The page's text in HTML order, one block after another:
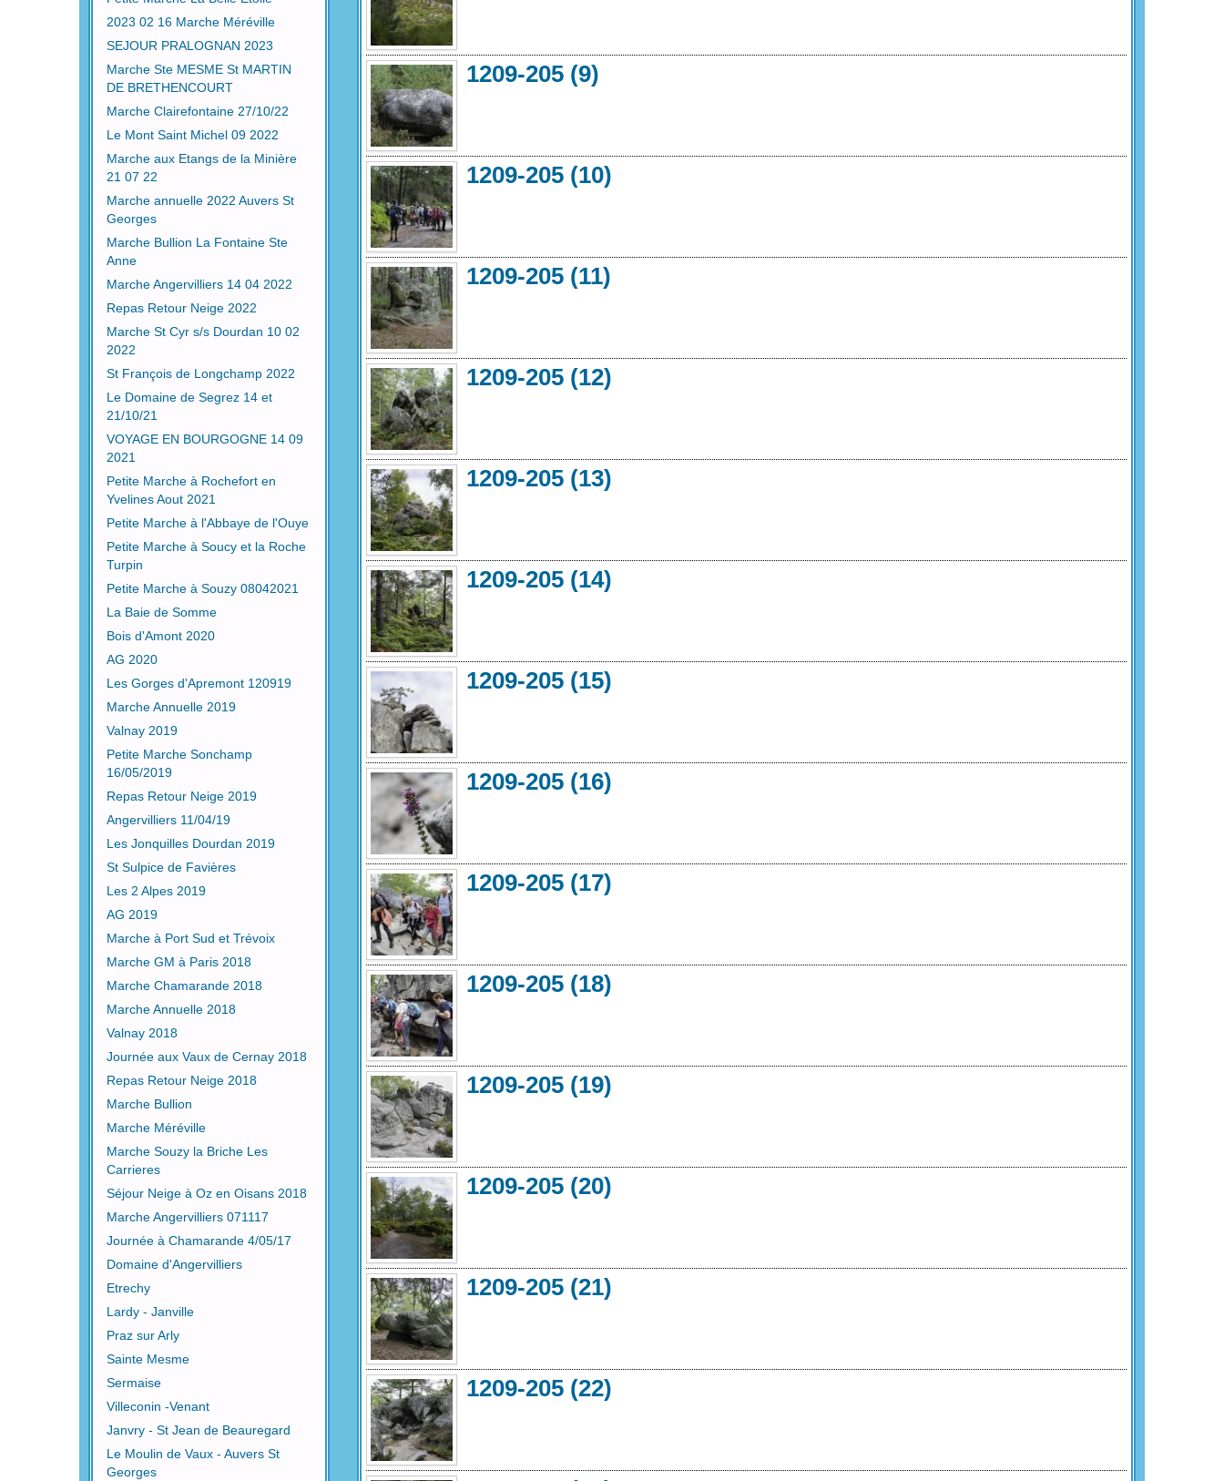
2023 02 16 Marche Méréville
SEJOUR PRALOGNAN 2023
Marche Ste MESME St MARTIN
DE BRETHENCOURT
Marche Clairefontaine 27/10/22
Le Mont Saint Michel 09 2022
Marche aux Etangs de la Minière
21 07 22
Marche annuelle 2022 Auvers St
Georges
Marche Bullion La Fontaine Ste
Anne
Marche Angervilliers 14 04 2022
Repas Retour Neige 2022
Marche St Cyr s/s Dourdan 10 02
2022
St François de Longchamp 2022
Le Domaine de Segrez 14 et
21/10/21
VOYAGE EN BOURGOGNE 14 09
2021
Petite Marche à Rochefort en
Yvelines Aout 2021
Petite Marche à l'Abbaye de l'Ouye
Petite Marche à Soucy et la Roche
Turpin
Petite Marche à Souzy 08042021
La Baie de Somme
Bois d'Amont 2020
AG 2020
Les Gorges d'Apremont 120919
Marche Annuelle 2019
Valnay 2019
Petite Marche Sonchamp
16/05/2019
Repas Retour Neige 2019
Angervilliers 11/04/19
Les Jonquilles Dourdan 2019
St Sulpice de Favières
Les 2 Alpes 2019
AG 2019
Marche à Port Sud et Trévoix
Marche GM à Paris 2018
Marche Chamarande 2018
Marche Annuelle 2018
Valnay 2018
Journée aux Vaux de Cernay 2018
Repas Retour Neige 2018
Marche Bullion
Marche Méréville
Marche Souzy la Briche Les
Carrieres
Séjour Neige à Oz en Oisans 2018
Marche Angervilliers 071117
Journée à Chamarande 4/05/17
Domaine d'Angervilliers
Etrechy
Lardy - Janville
Praz sur Arly
Sainte Mesme
Sermaise
Villeconin -Venant
Janvry - St Jean de Beauregard
Le Moulin de Vaux - Auvers St
Georges
1209-205 (9)
1209-205 (10)
1209-205 (11)
1209-205 (12)
1209-205 (13)
1209-205 (14)
1209-205 (15)
1209-205 (16)
1209-205 (17)
1209-205 (18)
1209-205 (19)
1209-205 (20)
1209-205 (21)
1209-205 (22)